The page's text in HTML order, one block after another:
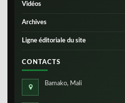
Vidéos
Archives
Ligne éditoriale du site
CONTACTS
Bamako, Mali